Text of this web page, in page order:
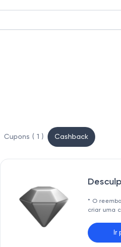
Cupons ( 1 ) Cashback
* O
criar uma
Ir